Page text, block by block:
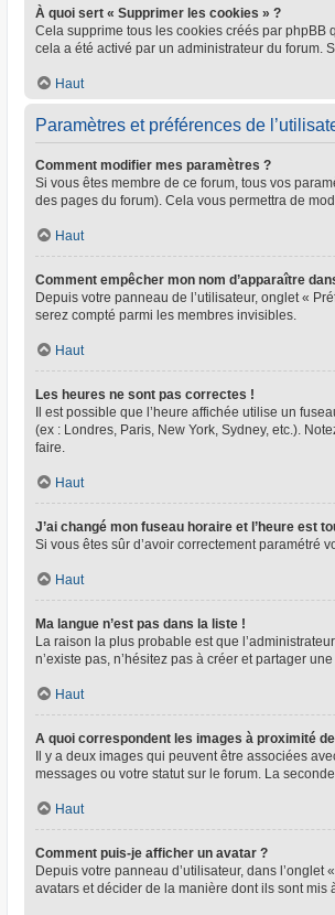
À quoi sert « Supprimer les cookies » ?
Cela supprime tous les cookies créés par phpBB
cela a été activé par un administrateur du forum.
Haut
Paramètres et préférences de
Comment modifier mes paramètres ?
Si vous êtes membre de ce forum, tous vos
des pages du forum). Cela vous permettra de
Haut
Comment empêcher mon nom d’apparaître
Depuis votre panneau de l’utilisateur, onglet «
serez compté parmi les membres invisibles.
Haut
Les heures ne sont pas correctes !
Il est possible que l’heure affichée utilise un
(ex : Londres, Paris, New York, Sydney, etc.).
faire.
Haut
J’ai changé mon fuseau horaire et l’heure est
Si vous êtes sûr d’avoir correctement paramétré
Haut
Ma langue n’est pas dans la liste !
La raison la plus probable est que
n’existe pas, n’hésitez pas à créer et partager
Haut
A quoi correspondent les images à proximité
Il y a deux images qui peuvent être associées
messages ou votre statut sur le forum. La
Haut
Comment puis-je afficher un avatar ?
Depuis votre panneau d’utilisateur, dans
avatars et décider de la manière dont ils sont mis